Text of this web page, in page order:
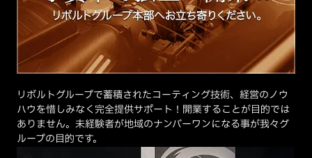
リボルトグループで蓄積されたコーティング技術、経営のノウ
ハウを惜しみなく完全提供サポート！開業することが目的では
ありません。未経験者が地域のナンバーワンになる事が我々グ
ループの目的です。